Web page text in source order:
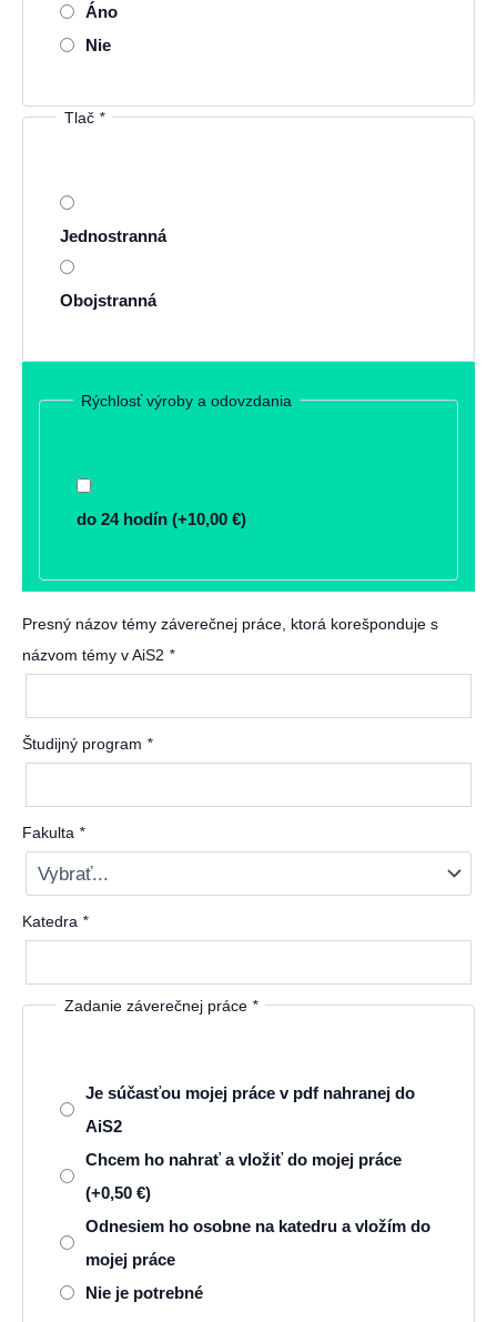
Áno
Nie
Tlač *
Jednostranná
Obojstranná
Rýchlosť výroby a odovzdania
do 24 hodín (+10,00 €)
Presný názov témy záverečnej práce, ktorá korešponduje s
názvom témy v AiS2 *
Študijný program *
Fakulta *
Katedra *
Zadanie záverečnej práce *
Je súčasťou mojej práce v pdf nahranej do
AiS2
Chcem ho nahrať a vložiť do mojej práce
(+0,50 €)
Odnesiem ho osobne na katedru a vložím do
mojej práce
Nie je potrebné